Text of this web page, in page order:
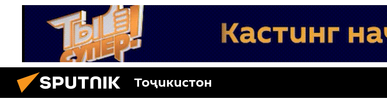
Тоҷикистон